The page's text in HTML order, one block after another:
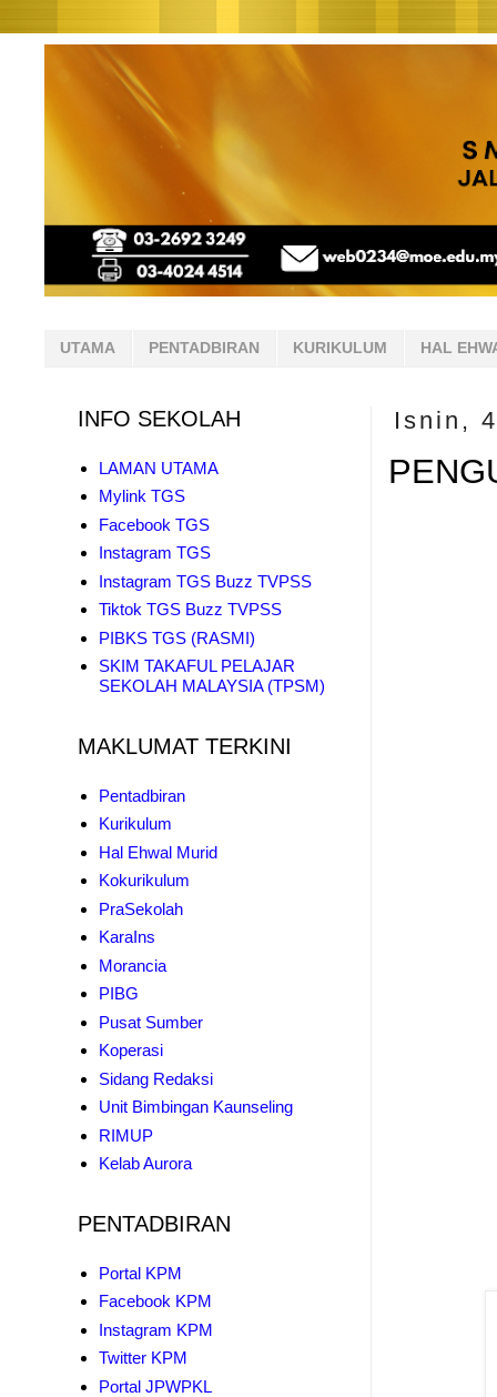
UTAMA PENTADBIRAN KURIKULUM HAL
Isnin,
INFO SEKOLAH
LAMAN UTAMA
Mylink TGS
Facebook TGS
Instagram TGS
Instagram TGS Buzz TVPSS
Tiktok TGS Buzz TVPSS
PIBKS TGS (RASMI)
SKIM TAKAFUL PELAJAR
SEKOLAH MALAYSIA (TPSM)
MAKLUMAT TERKINI
Pentadbiran
Kurikulum
Hal Ehwal Murid
Kokurikulum
PraSekolah
KaraIns
Morancia
PIBG
Pusat Sumber
Koperasi
Sidang Redaksi
Unit Bimbingan Kaunseling
RIMUP
Kelab Aurora
PENTADBIRAN
Portal KPM
Facebook KPM
Instagram KPM
Twitter KPM
Portal JPWPKL